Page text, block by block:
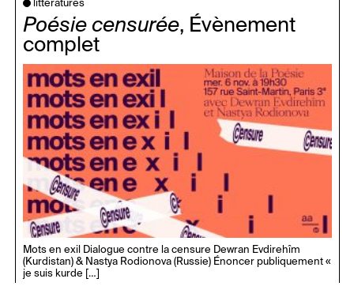
littératures
Poésie censurée, Évènement
complet
Mots en exil Dialogue contre la censure Dewran Evdirehîm
(Kurdistan) & Nastya Rodionova (Russie) Énoncer publiquement «
je suis kurde […]